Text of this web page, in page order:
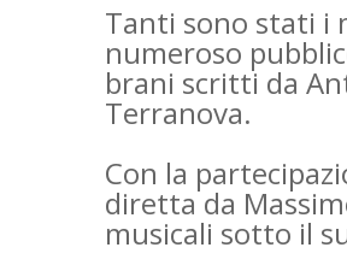
Tanti sono stati i
numeroso
brani scritti da
Terranova.
Con la
diretta da
musicali sotto il